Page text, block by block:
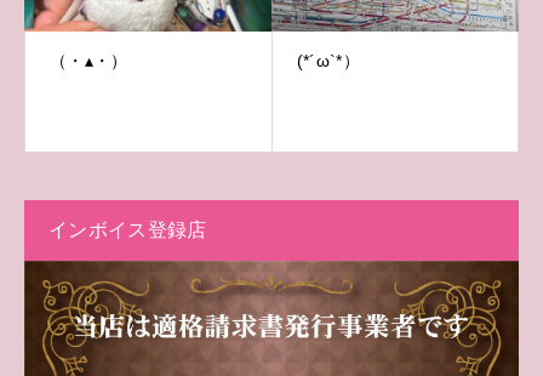
（・▴・） (*´ω`*）
インボイス登録店